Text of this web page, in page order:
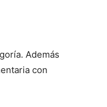
Además
con